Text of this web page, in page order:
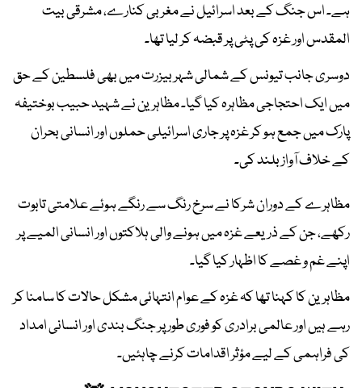
ہے۔ اس جنگ کے بعد اسرائیل نے مغربی کنارے، مشرقی بیت
المقدس اور غزہ کی پٹی پر قبضہ کر لیا تھا۔
دوسری جانب تیونس کے شمالی شہر بیزرت میں بھی فلسطین کے حق
میں ایک احتجاجی مظاہرہ کیا گیا۔ مظاہرین نے شہید حبیب بوختیفہ
پارک میں جمع ہو کر غزہ پر جاری اسرائیلی حملوں اور انسانی بحران
کے خلاف آواز بلند کی۔
مظاہرے کے دوران شرکا نے سرخ رنگ سے رنگے ہوئے علامتی تابوت
رکھے، جن کے ذریعے غزہ میں ہونے والی ہلاکتوں اور انسانی المیے پر
اپنے غم و غصے کا اظہار کیا گیا۔
مظاہرین کا کہنا تھا کہ غزہ کے عوام انتہائی مشکل حالات کا سامنا کر
رہے ہیں اور عالمی برادری کو فوری طور پر جنگ بندی اور انسانی امداد
کی فراہمی کے لیے مؤثر اقدامات کرنے چاہئیں۔